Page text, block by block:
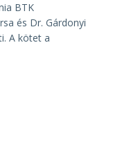
BTK
és Dr. Gárdonyi
A kötet a